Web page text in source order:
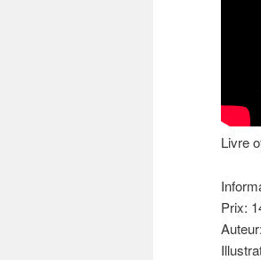
Livre
Prix: